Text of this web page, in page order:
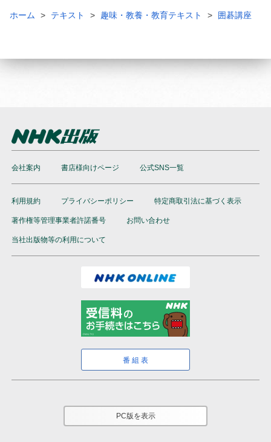
ホーム テキスト 趣味・教養・教育テキスト 囲碁講座
会社案内 書店様向けページ 公式SNS一覧
利用規約 プライバシーポリシー 特定商取引法に基づく表示
著作権等管理事業者許諾番号 お問い合わせ
当社出版物等の利用について
番組表
PC版を表示